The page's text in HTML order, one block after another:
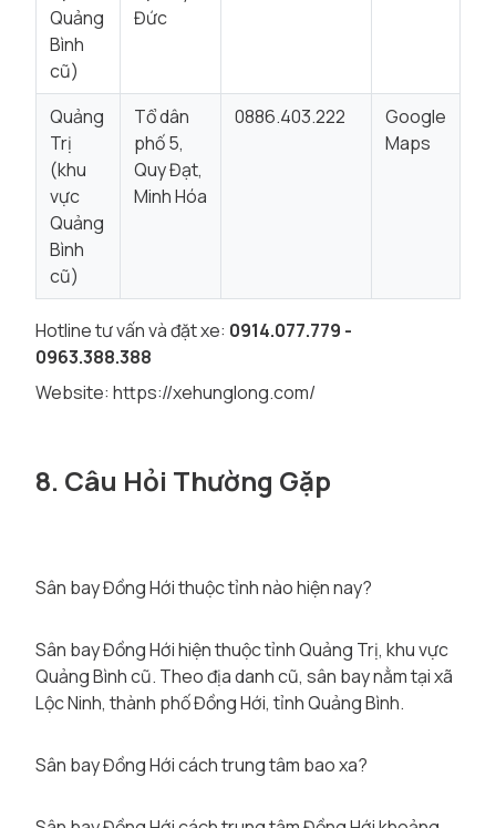
Quảng
Bình
cũ)
Đức
Quảng
Trị
(khu
vực
Quảng
Bình
cũ)
Tổ dân
phố 5,
Quy Đạt,
Minh Hóa
0886.403.222
Google
Maps
Hotline tư vấn và đặt xe: 0914.077.779 -
0963.388.388
Website: https://xehunglong.com/
8. Câu Hỏi Thường Gặp
Sân bay Đồng Hới thuộc tỉnh nào hiện nay?
Sân bay Đồng Hới hiện thuộc tỉnh Quảng Trị, khu vực
Quảng Bình cũ. Theo địa danh cũ, sân bay nằm tại xã
Lộc Ninh, thành phố Đồng Hới, tỉnh Quảng Bình.
Sân bay Đồng Hới cách trung tâm bao xa?